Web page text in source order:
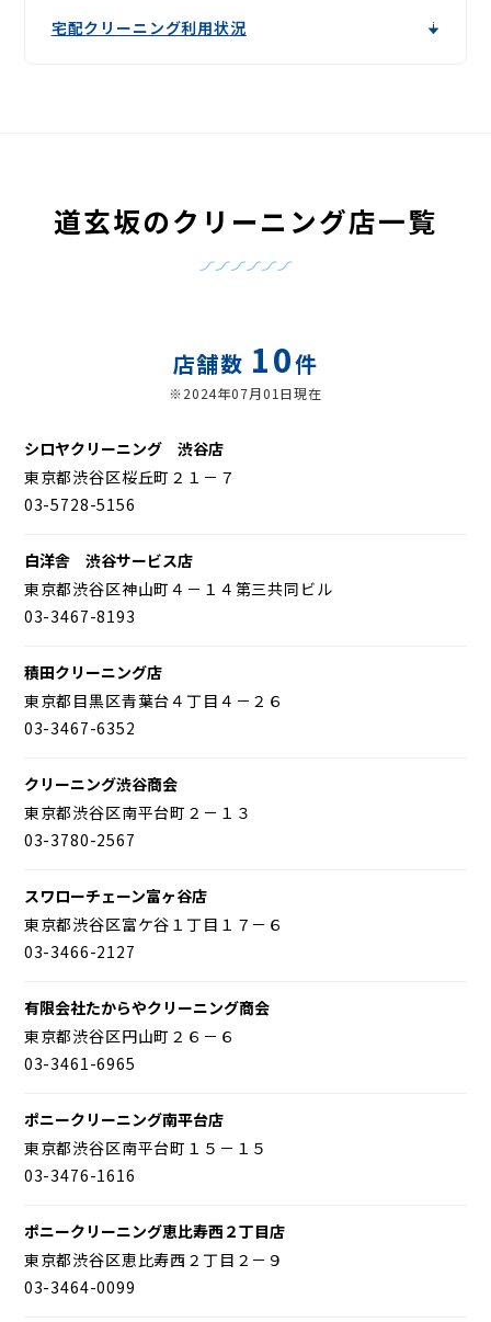
宅配クリーニング利用状況
道玄坂のクリーニング店一覧
店舗数 10件
※2024年07月01日現在
シロヤクリーニング 渋谷店
東京都渋谷区桜丘町２１－７
03-5728-5156
白洋舎 渋谷サービス店
東京都渋谷区神山町４－１４第三共同ビル
03-3467-8193
積田クリーニング店
東京都目黒区青葉台４丁目４－２６
03-3467-6352
クリーニング渋谷商会
東京都渋谷区南平台町２－１３
03-3780-2567
スワローチェーン富ヶ谷店
東京都渋谷区富ケ谷１丁目１７－６
03-3466-2127
有限会社たからやクリーニング商会
東京都渋谷区円山町２６－６
03-3461-6965
ポニークリーニング南平台店
東京都渋谷区南平台町１５－１５
03-3476-1616
ポニークリーニング恵比寿西２丁目店
東京都渋谷区恵比寿西２丁目２－９
03-3464-0099